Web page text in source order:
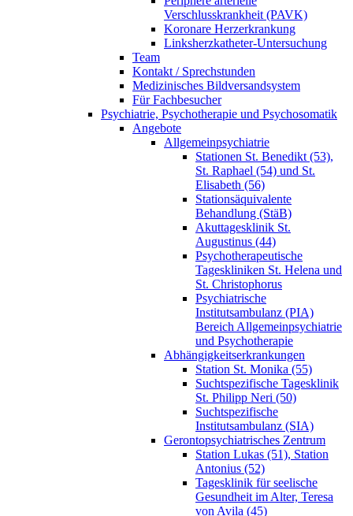
Verschlusskrankheit (PAVK)
Koronare Herzerkrankung
Linksherzkatheter-Untersuchung
Team
Kontakt / Sprechstunden
Medizinisches Bildversandsystem
Für Fachbesucher
Psychiatrie, Psychotherapie und Psychosomatik
Angebote
Allgemeinpsychiatrie
Stationen St. Benedikt (53),
St. Raphael (54) und St.
Elisabeth (56)
Stationsäquivalente
Behandlung (StäB)
Akuttagesklinik St.
Augustinus (44)
Psychotherapeutische
Tageskliniken St. Helena und
St. Christophorus
Psychiatrische
Institutsambulanz (PIA)
Bereich Allgemeinpsychiatrie
und Psychotherapie
Abhängigkeitserkrankungen
Station St. Monika (55)
Suchtspezifische Tagesklinik
St. Philipp Neri (50)
Suchtspezifische
Institutsambulanz (SIA)
Gerontopsychiatrisches Zentrum
Station Lukas (51), Station
Antonius (52)
Tagesklinik für seelische
Gesundheit im Alter, Teresa
von Avila (45)